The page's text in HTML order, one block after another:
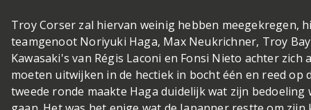
Troy Corser zal hiervan weinig hebben meegekregen,
teamgenoot Noriyuki Haga, Max Neukrichner, Troy
Kawasaki's van Régis Laconi en Fonsi Nieto achter zich
moeten uitwijken in de hectiek in bocht één en reed op
tweede ronde maakte Haga duidelijk wat zijn bedoeling